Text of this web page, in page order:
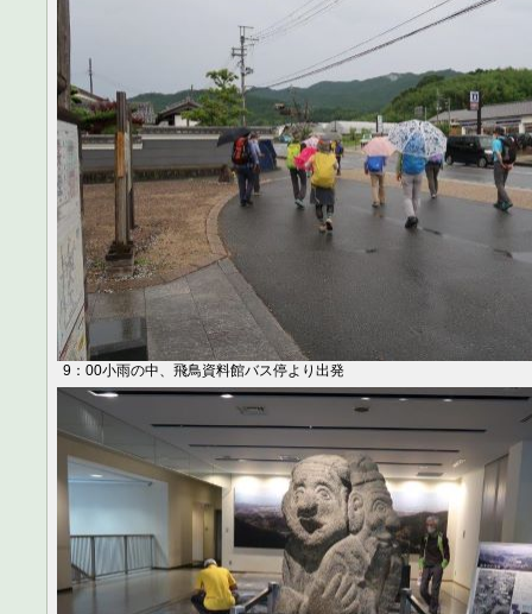
9：00小雨の中、飛鳥資料館バス停より出発